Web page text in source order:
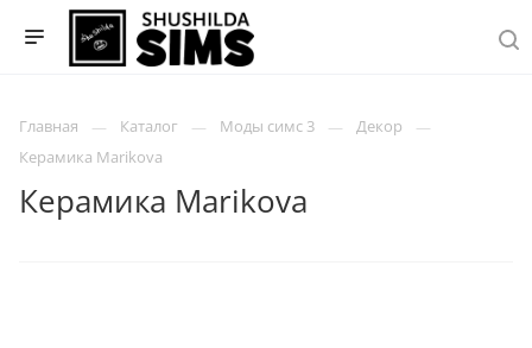
Главная Каталог Моды симс 3
Декор
Керамика Marikova
Керамика Marikova